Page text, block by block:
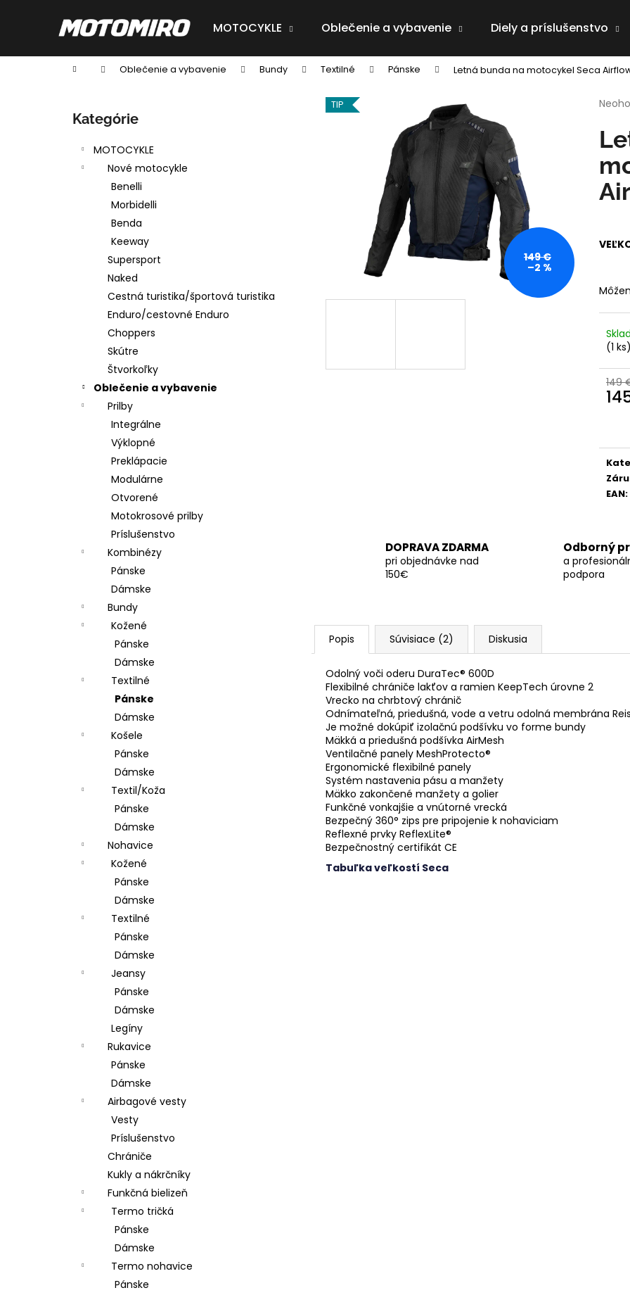
MOTOCYKLE Oblečenie a vybavenie Diely a príslušenstvo
Domov Oblečenie a vybavenie Bundy Textilné Pánske Letná bunda na motocykel Seca
Preskočiť
kategórie
Kategórie
MOTOCYKLE
Nové motocykle
Benelli
Morbidelli
Benda
Keeway
Supersport
Naked
Cestná turistika/športová turistika
Enduro/cestovné Enduro
Choppers
Skútre
Štvorkoľky
Oblečenie a vybavenie
Prilby
Integrálne
Výklopné
Preklápacie
Modulárne
Otvorené
Motokrosové prilby
Príslušenstvo
Kombinézy
Pánske
Dámske
Bundy
Kožené
Pánske
Dámske
Textilné
Pánske
Dámske
Košele
Pánske
Dámske
Textil/Koža
Pánske
Dámske
Nohavice
Kožené
Pánske
Dámske
Textilné
Pánske
Dámske
Jeansy
Pánske
Dámske
Legíny
Rukavice
Pánske
Dámske
Airbagové vesty
Vesty
Príslušenstvo
Chrániče
Kukly a nákrčníky
Funkčná bielizeň
Termo tričká
Pánske
Dámske
Termo nohavice
Pánske
je
(1
149
EAN:
TIP
149 €
–2 %
DOPRAVA ZDARMA
pri objednávke nad
150€
Odborný
a
podpora
Popis Súvisiace (2) Diskusia
Odolný voči oderu DuraTec® 600D
Flexibilné chrániče lakťov a ramien KeepTech úrovne 2
Vrecko na chrbtový chránič
Odnímateľná, priedušná, vode a vetru odolná membrána
Je možné dokúpiť izolačnú podšívku vo forme bundy
Mäkká a priedušná podšívka AirMesh
Ventilačné panely MeshProtecto®
Ergonomické flexibilné panely
Systém nastavenia pásu a manžety
Mäkko zakončené manžety a golier
Funkčné vonkajšie a vnútorné vrecká
Bezpečný 360° zips pre pripojenie k nohaviciam
Reflexné prvky ReflexLite®
Bezpečnostný certifikát CE
Tabuľka veľkostí Seca
í
Späť
do
Späť
do
Čo potrebujete nájsť?
Odporúčame